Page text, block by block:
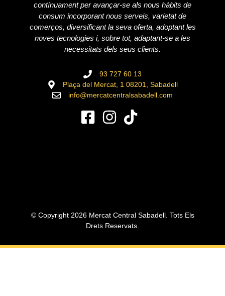
contínuament per avançar-se als nous hàbits de
consum incorporant nous serveis, varietat de
comerços, diversificant la seva oferta, adoptant les
noves tecnologies i, sobre tot, adaptant-se a les
necessitats dels seus clients.
93 727 60 13
Plaça del Mercat, 1 08201, Sabadell
info@mercatcentralsabadell.com
© Copyright 2026 Mercat Central Sabadell. Tots Els
Drets Reservats.